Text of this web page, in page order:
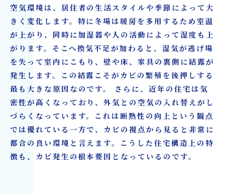
空気環境は、居住者の生活スタイルや季節によって大
きく変化します。特に冬場は暖房を多用するため室温
が上がり、同時に加湿器や人の活動によって湿度も上
がります。そこへ換気不足が加わると、湿気が逃げ場
を失って室内にこもり、壁や床、家具の裏側に結露が
発生します。この結露こそがカビの繁殖を後押しする
最も大きな原因なのです。 さらに、近年の住宅は気
密性が高くなっており、外気との空気の入れ替えがし
づらくなっています。これは断熱性の向上という観点
では優れている一方で、カビの視点から見ると非常に
都合の良い環境と言えます。こうした住宅構造上の特
徴も、カビ発生の根本要因となっているのです。